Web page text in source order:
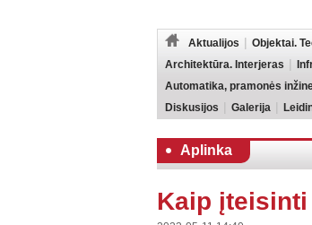
Aktualijos Objektai.
Architektūra. Interjeras
Automatika, pramonės
Diskusijos
Galerija
Aplinka
Kaip